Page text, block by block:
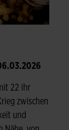
22 ihr
zwischen
und